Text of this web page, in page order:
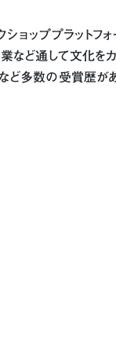
ョッププラットフ
など通して文化を
ど多数の受賞歴があ